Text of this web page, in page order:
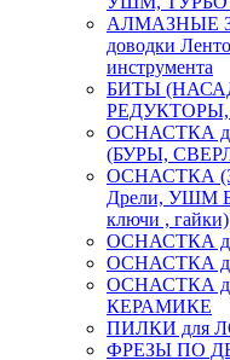
АЛМАЗНЫЕ
доводки
инструмента
БИТЫ
РЕДУКТОРЫ,
ОСНАСТКА
(БУРЫ,
ОСНАСТКА
Дрели, УШМ
ключи , гайки)
ОСНАСТКА
ОСНАСТКА
ОСНАСТКА
КЕРАМИКЕ
ПИЛКИ для
ФРЕЗЫ ПО